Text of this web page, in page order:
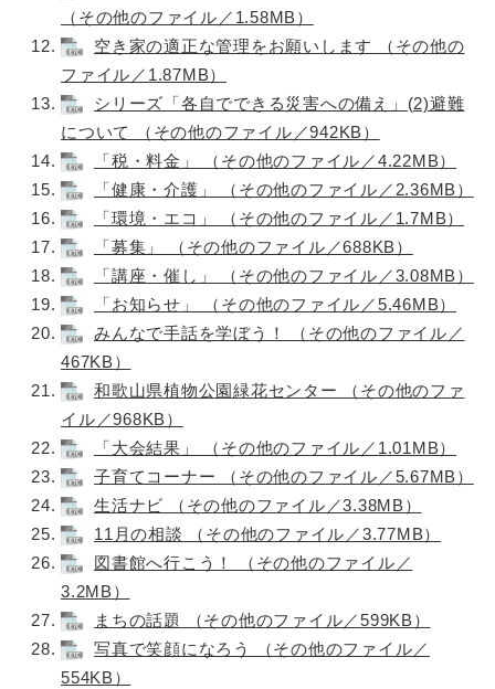
（その他のファイル／1.58MB）
空き家の適正な管理をお願いします （その他の
ファイル／1.87MB）
シリーズ「各自でできる災害への備え」(2)避難
について （その他のファイル／942KB）
「税・料金」 （その他のファイル／4.22MB）
「健康・介護」 （その他のファイル／2.36MB）
「環境・エコ」 （その他のファイル／1.7MB）
「募集」 （その他のファイル／688KB）
「講座・催し」 （その他のファイル／3.08MB）
「お知らせ」 （その他のファイル／5.46MB）
みんなで手話を学ぼう！ （その他のファイル／
467KB）
和歌山県植物公園緑花センター （その他のファ
イル／968KB）
「大会結果」 （その他のファイル／1.01MB）
子育てコーナー （その他のファイル／5.67MB）
生活ナビ （その他のファイル／3.38MB）
11月の相談 （その他のファイル／3.77MB）
図書館へ行こう！ （その他のファイル／
3.2MB）
まちの話題 （その他のファイル／599KB）
写真で笑顔になろう （その他のファイル／
554KB）